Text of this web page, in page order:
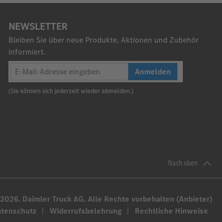
NEWSLETTER
Bleiben Sie über neue Produkte, Aktionen und Zubehör
informiert.
Anmelden
(Sie können sich jederzeit wieder abmelden.)
Nach oben
Daimler Truck AG. Alle Rechte vorbehalten (Anbieter)
Widerrufsbelehrung Rechtliche Hinweise